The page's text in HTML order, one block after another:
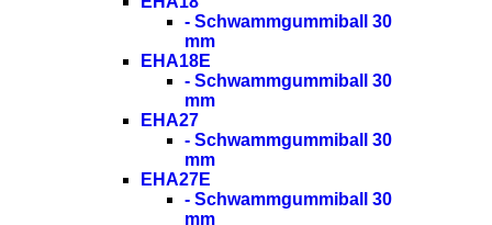
- Schwammgummiball 30
mm
EHA18E
- Schwammgummiball 30
mm
EHA27
- Schwammgummiball 30
mm
EHA27E
- Schwammgummiball 30
mm